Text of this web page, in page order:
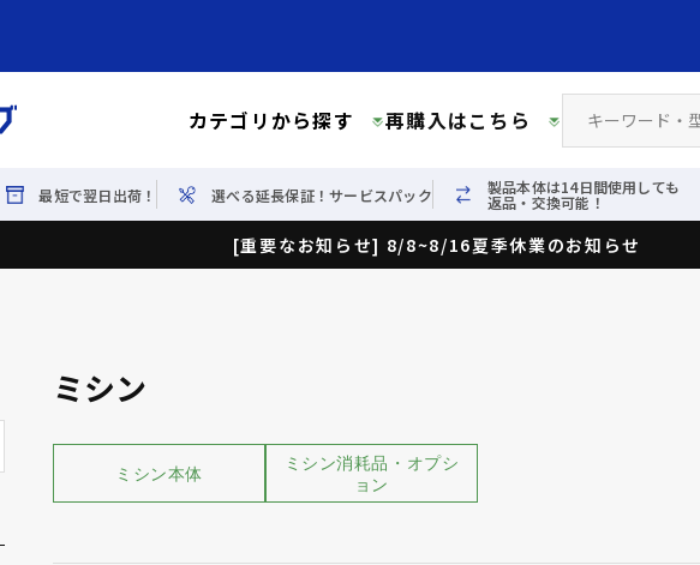
カテゴリから探す 再購入はこちら
最短で翌日出荷！ 選べる延長保証！サービスパック 製品本体は14日間使用しても
返品・交換可能！
[重要なお知らせ] 8/8~8/16夏季休業のお知らせ
ミシン
ミシン本体
ミシン消耗品・オプシ
ョン